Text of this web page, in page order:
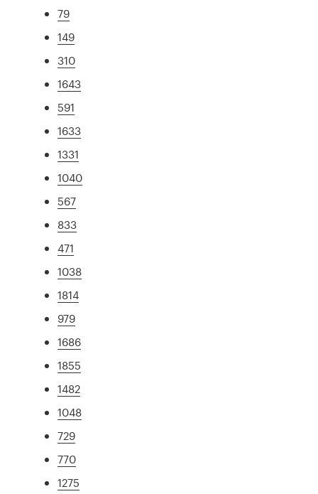
79
149
310
1643
591
1633
1331
1040
567
833
471
1038
1814
979
1686
1855
1482
1048
729
770
1275